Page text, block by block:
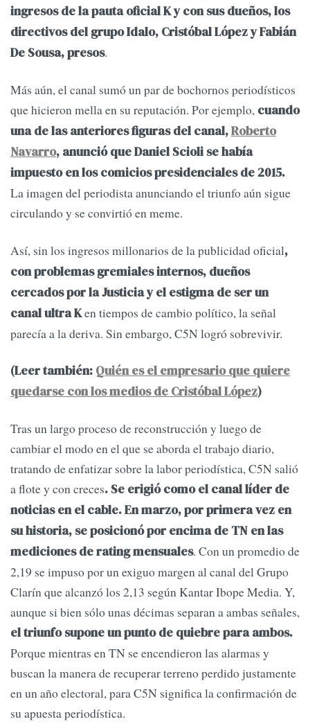
ingresos de la pauta oficial K y con sus dueños, los
directivos del grupo Idalo, Cristóbal López y Fabián
De Sousa, presos.
Más aún, el canal sumó un par de bochornos periodísticos
que hicieron mella en su reputación. Por ejemplo, cuando
una de las anteriores figuras del canal,Roberto
Navarro, anunció que Daniel Scioli se había
impuesto en los comicios presidenciales de 2015.
La imagen del periodista anunciando el triunfo aún sigue
circulando y se convirtió en meme.
Así, sin los ingresos millonarios de la publicidad oficial,
con problemas gremiales internos, dueños
cercados por la Justicia y el estigma de ser un
canal ultra Ken tiempos de cambio político, la señal
parecía a la deriva. Sin embargo, C5N logró sobrevivir.
(Leer también: Quién es el empresario que quiere
quedarse con los medios de Cristóbal López)
Tras un largo proceso de reconstrucción y luego de
cambiar el modo en el que se aborda el trabajo diario,
tratando de enfatizar sobre la labor periodística, C5N salió
a flote y con creces. Se erigió como el canal líder de
noticias en el cable. En marzo, por primera vez en
su historia, se posicionó por encima de TN en las
mediciones de rating mensuales. Con un promedio de
2,19 se impuso por un exiguo margen al canal del Grupo
Clarín que alcanzó los 2,13 según Kantar Ibope Media. Y,
aunque si bien sólo unas décimas separan a ambas señales,
el triunfo supone un punto de quiebre para ambos.
Porque mientras en TN se encendieron las alarmas y
buscan la manera de recuperar terreno perdido justamente
en un año electoral, para C5N significa la confirmación de
su apuesta periodística.